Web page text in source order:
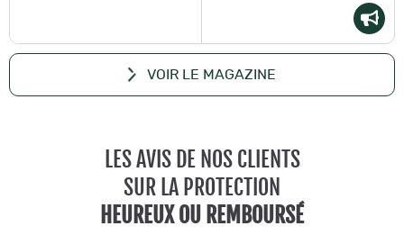
VOIR LE MAGAZINE
LES AVIS DE NOS CLIENTS
SUR LA PROTECTION
HEUREUX OU REMBOURSÉ